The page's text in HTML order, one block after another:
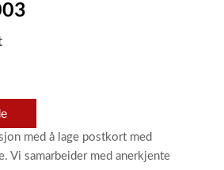
med å lage postkort med
Vi samarbeider med anerkjente